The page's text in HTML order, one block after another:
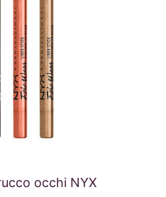
occhi NYX